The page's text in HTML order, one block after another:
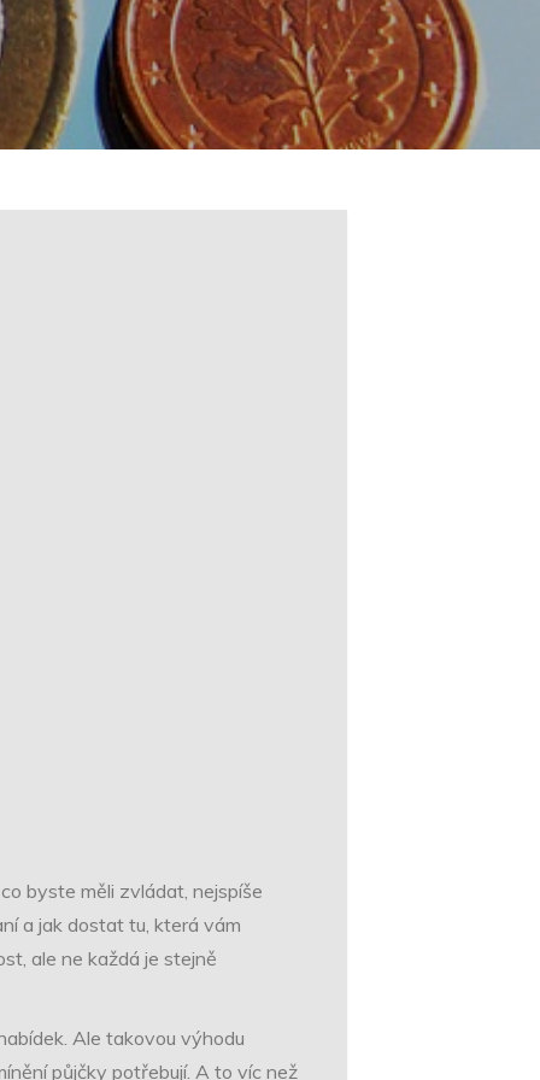
byste měli zvládat, nejspíše
a jak dostat tu, která vám
ale ne každá je stejně
Ale takovou výhodu
půjčky potřebují. A to víc než